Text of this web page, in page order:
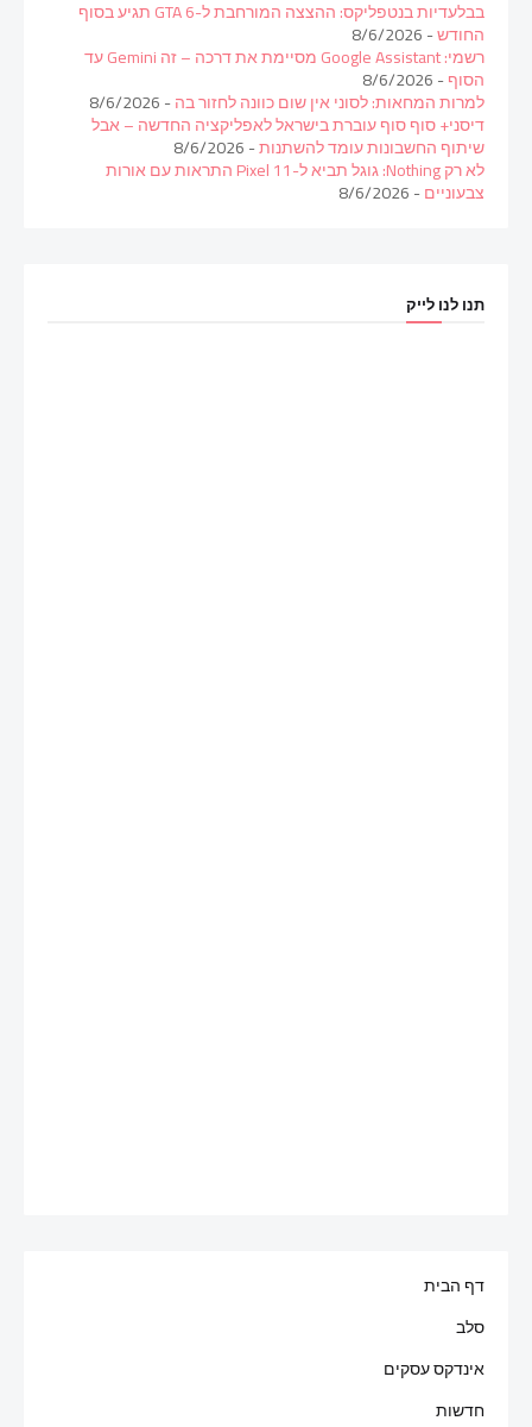
בבלעדיות בנטפליקס: ההצצה המורחבת ל-GTA 6 תגיע בסוף
החודש- 8/6/2026
רשמי: Google Assistant מסיימת את דרכה – זה Gemini עד
הסוף- 8/6/2026
למרות המחאות: לסוני אין שום כוונה לחזור בה- 8/6/2026
דיסני+ סוף סוף עוברת בישראל לאפליקציה החדשה – אבל
שיתוף החשבונות עומד להשתנות- 8/6/2026
לא רק Nothing: גוגל תביא ל-Pixel 11 התראות עם אורות
צבעוניים- 8/6/2026
תנו לנו לייק
דף הבית
סלב
אינדקס עסקים
חדשות